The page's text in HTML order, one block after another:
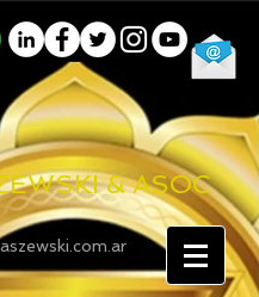
& ASOC